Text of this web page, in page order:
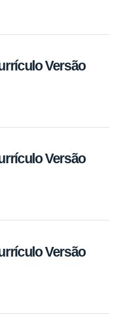
Versão
Versão
Versão